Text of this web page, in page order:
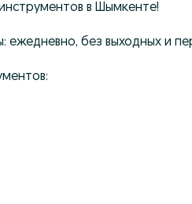
в Шымкенте!
ежедневно, без выходных и